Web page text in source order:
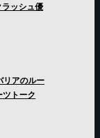
ッシュ優
アのルー
トーク